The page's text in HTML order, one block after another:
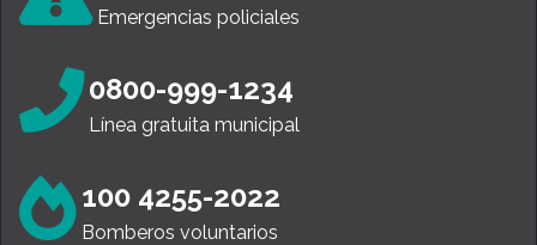
Emergencias policiales
0800-999-1234
Línea gratuita municipal
100 4255-2022
Bomberos voluntarios